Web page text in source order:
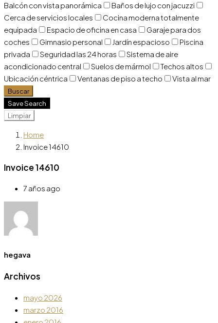
Balcón con vista panorámica
Baños de lujo con jacuzzi
Cerca de servicios locales
Cocina moderna totalmente
equipada
Espacio de oficina en casa
Garaje para dos
coches
Gimnasio personal Jardín espacioso
Piscina
privada
Seguridad las 24 horas
Sistema de aire
acondicionado central
Suelos de mármol
Techos altos
Ubicación céntrica
Ventanas de piso a techo Vista al mar
Buscar
Save Search
Limpiar
Home
Invoice 14610
Invoice 14610
7 años ago
hegava
Archivos
mayo 2026
marzo 2016